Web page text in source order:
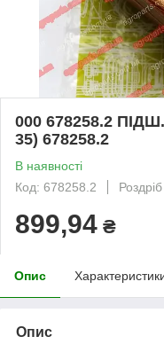
000 678258.2
35) 678258.2
В наявності
Код: 678258.2
Роздріб
899,94 ₴
Опис
Опис